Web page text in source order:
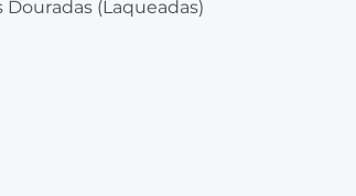
Douradas (Laqueadas)